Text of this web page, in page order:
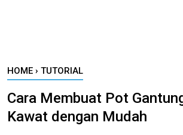
HOME › TUTORIAL
Cara Membuat Pot
Kawat dengan Mudah